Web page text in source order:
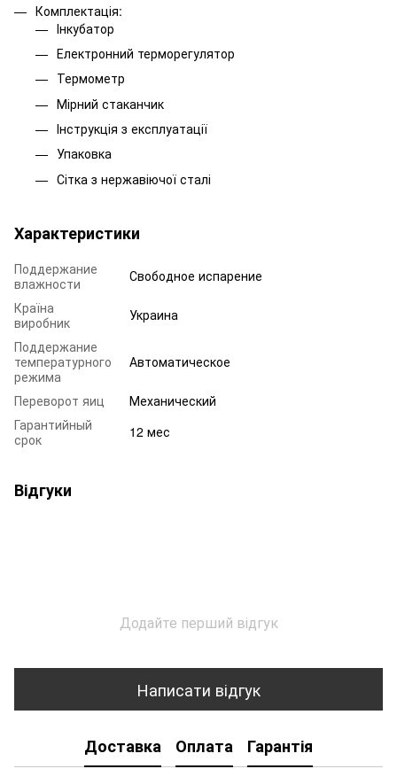
Комплектація:
Інкубатор
Електронний терморегулятор
Термометр
Мірний стаканчик
Інструкція з експлуатації
Упаковка
Сітка з нержавіючої сталі
Характеристики
Поддержание
влажности
Свободное испарение
Країна
виробник
Украина
Поддержание
температурного
режима
Автоматическое
Переворот яиц
Механический
Гарантийный
срок
12 мес
Відгуки
Додайте перший відгук
Написати відгук
Доставка Оплата Гарантія